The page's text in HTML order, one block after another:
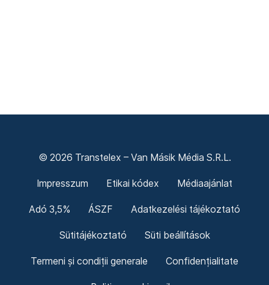
© 2026 Transtelex – Van Másik Média S.R.L.
Impresszum Etikai kódex Médiaajánlat
Adó 3,5% ÁSZF Adatkezelési tájékoztató
Sütitájékoztató Süti beállítások
Termeni și condiții generale Confidențialitate